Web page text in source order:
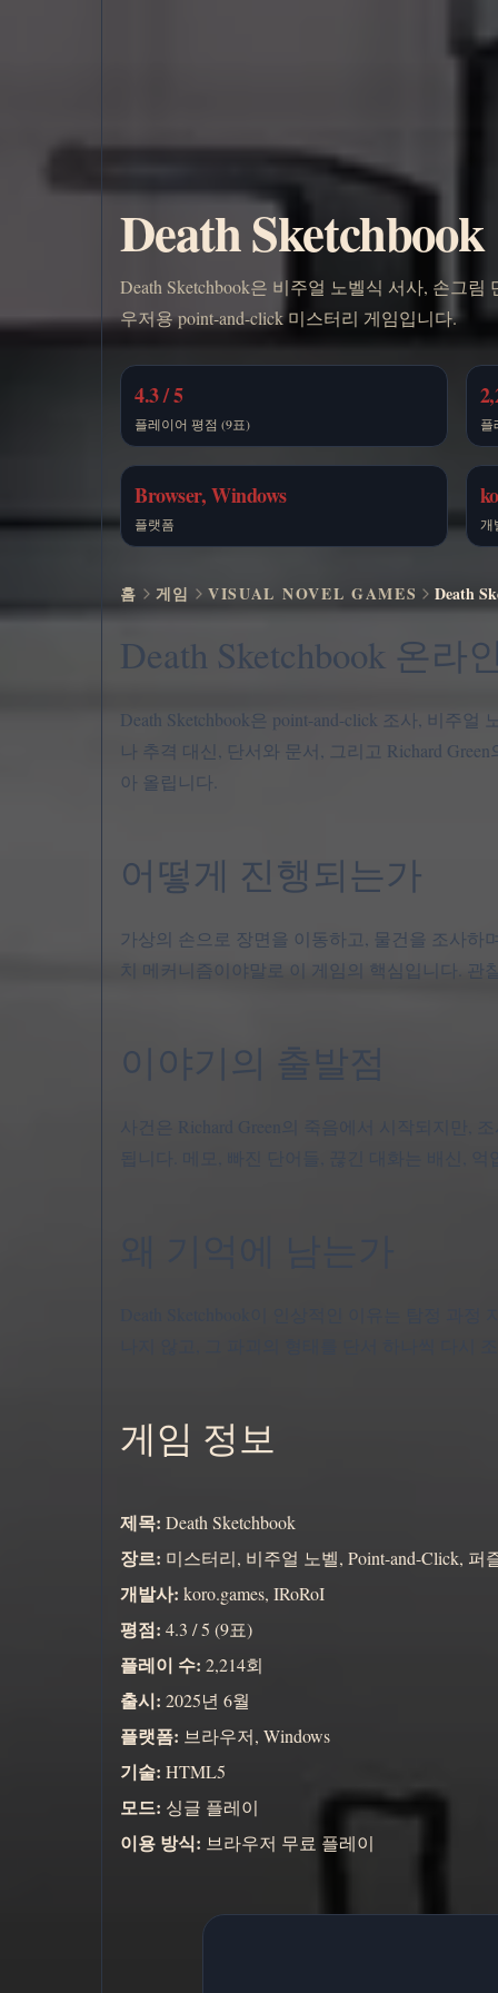
Death
Death Sketchbook은 비주얼 노벨식 서사, 손그
우저용 point-and-click 미스터리 게임입니다.
4.3 / 5
플레이어 평점 (9표) 플
Browser, Windows
플랫폼 개
홈 게임 VISUAL NOVEL GAMES Death
Death Sketchbook 온라
Death Sketchbook은 point-and-click 조사, 비주
나 추격 대신, 단서와 문서, 그리고 Richard
아 올립니다.
어떻게 진행되는가
가상의 손으로 장면을 이동하고, 물건을 조사
치 메커니즘이야말로 이 게임의 핵심입니다.
이야기의 출발점
사건은 Richard Green의 죽음에서 시작되지만,
게임 정보
제목: Death Sketchbook
장르: 미스터리, 비주얼 노벨, Point-and-Click, 퍼
개발사: koro.games, IRoRoI
평점: 4.3 / 5 (9표)
플레이 수: 2,214회
출시: 2025년 6월
플랫폼: 브라우저, Windows
기술: HTML5
모드: 싱글 플레이
이용 방식: 브라우저 무료 플레이